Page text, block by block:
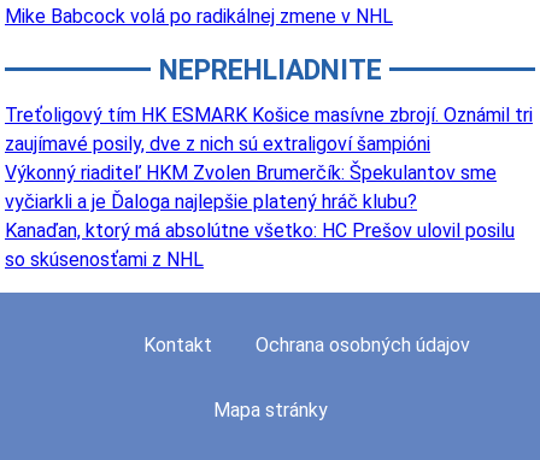
Mike Babcock volá po radikálnej zmene v NHL
NEPREHLIADNITE
Treťoligový tím HK ESMARK Košice masívne zbrojí. Oznámil tri
zaujímavé posily, dve z nich sú extraligoví šampióni
Výkonný riaditeľ HKM Zvolen Brumerčík: Špekulantov sme
vyčiarkli a je Ďaloga najlepšie platený hráč klubu?
Kanaďan, ktorý má absolútne všetko: HC Prešov ulovil posilu
so skúsenosťami z NHL
Kontakt Ochrana osobných údajov
Mapa stránky